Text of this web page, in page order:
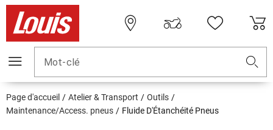
Mot-clé
Page d'accueil Atelier & Transport
Outils
Maintenance/Access. pneus
Fluide D'Étanchéité Pneus